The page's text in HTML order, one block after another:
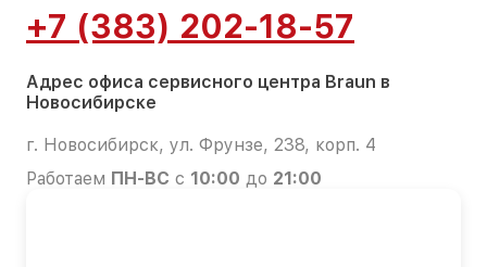
+7 (383) 202-18-57
Адрес офиса сервисного центра Braun в
Новосибирске
г. Новосибирск, ул. Фрунзе, 238, корп. 4
Работаем ПН-ВС с 10:00 до 21:00